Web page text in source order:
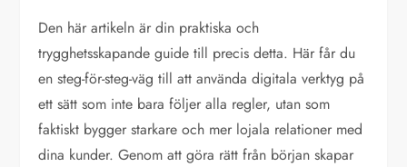
Den här artikeln är din praktiska och
trygghetsskapande guide till precis detta. Här får du
en steg-för-steg-väg till att använda digitala verktyg på
ett sätt som inte bara följer alla regler, utan som
faktiskt bygger starkare och mer lojala relationer med
dina kunder. Genom att göra rätt från början skapar